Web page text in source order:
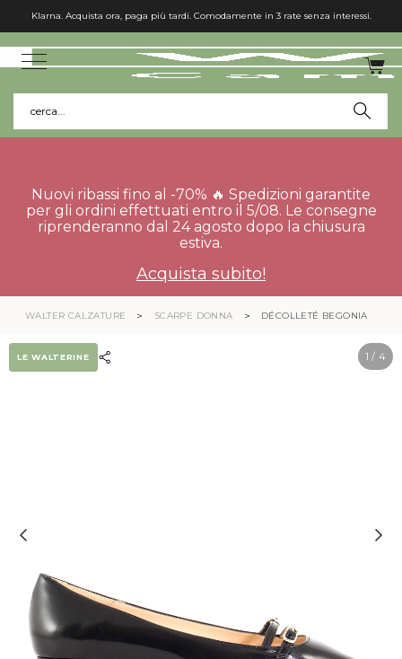
Klarna. Acquista ora, paga più tardi. Comodamente in 3 rate senza interessi.
cerca...
Nuovi ribassi fino al -70% 🔥 Spedizioni garantite
per gli ordini effettuati entro il 5/08. Le consegne
riprenderanno dal 24 agosto dopo la chiusura
estiva.
Acquista subito!
WALTER CALZATURE SCARPE DONNA DÉCOLLETÉ BEGONIA
1 / 4
LE WALTERINE